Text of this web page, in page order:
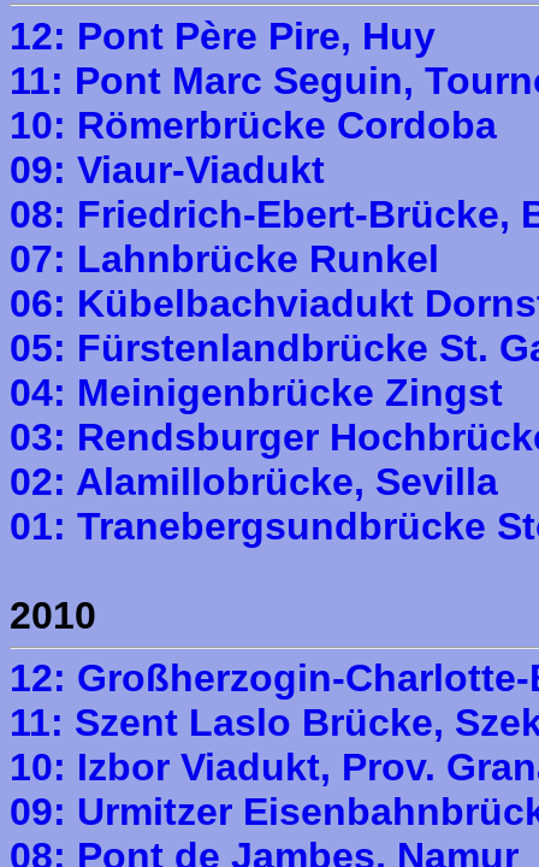
12: Pont Père Pire, Huy
11: Pont Marc Seguin,
10: Römerbrücke Cordoba
09: Viaur-Viadukt
08: Friedrich-Ebert-Brücke,
07: Lahnbrücke Runkel
06: Kübelbachviadukt
05: Fürstenlandbrücke St.
04: Meinigenbrücke Zingst
03: Rendsburger
02: Alamillobrücke, Sevilla
01: Tranebergsundbrücke
2010
12: Großherzogin-
11: Szent Laslo Brücke,
10: Izbor Viadukt, Prov.
09: Urmitzer
08: Pont de Jambes, Namur